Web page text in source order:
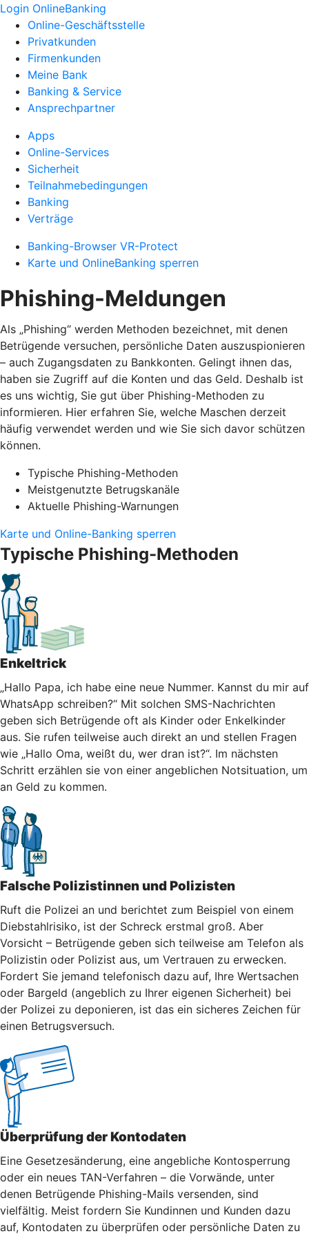
Login OnlineBanking
Online-Geschäftsstelle
Privatkunden
Firmenkunden
Meine Bank
Banking & Service
Ansprechpartner
Apps
Online-Services
Sicherheit
Teilnahmebedingungen
Banking
Verträge
Banking-Browser VR-Protect
Karte und OnlineBanking sperren
Phishing-Meldungen
Als „Phishing“ werden Methoden bezeichnet, mit denen
Betrügende versuchen, persönliche Daten auszuspionieren
– auch Zugangsdaten zu Bankkonten. Gelingt ihnen das,
haben sie Zugriff auf die Konten und das Geld. Deshalb ist
es uns wichtig, Sie gut über Phishing-Methoden zu
informieren. Hier erfahren Sie, welche Maschen derzeit
häufig verwendet werden und wie Sie sich davor schützen
können.
Typische Phishing-Methoden
Meistgenutzte Betrugskanäle
Aktuelle Phishing-Warnungen
Karte und Online-Banking sperren
Typische Phishing-Methoden
Enkeltrick
„Hallo Papa, ich habe eine neue Nummer. Kannst du mir auf
WhatsApp schreiben?“ Mit solchen SMS-Nachrichten
geben sich Betrügende oft als Kinder oder Enkelkinder
aus. Sie rufen teilweise auch direkt an und stellen Fragen
wie „Hallo Oma, weißt du, wer dran ist?“. Im nächsten
Schritt erzählen sie von einer angeblichen Notsituation, um
an Geld zu kommen.
Falsche Polizistinnen und Polizisten
Ruft die Polizei an und berichtet zum Beispiel von einem
Diebstahlrisiko, ist der Schreck erstmal groß. Aber
Vorsicht – Betrügende geben sich teilweise am Telefon als
Polizistin oder Polizist aus, um Vertrauen zu erwecken.
Fordert Sie jemand telefonisch dazu auf, Ihre Wertsachen
oder Bargeld (angeblich zu Ihrer eigenen Sicherheit) bei
der Polizei zu deponieren, ist das ein sicheres Zeichen für
einen Betrugsversuch.
Überprüfung der Kontodaten
Eine Gesetzesänderung, eine angebliche Kontosperrung
oder ein neues TAN-Verfahren – die Vorwände, unter
denen Betrügende Phishing-Mails versenden, sind
vielfältig. Meist fordern Sie Kundinnen und Kunden dazu
auf, Kontodaten zu überprüfen oder persönliche Daten zu